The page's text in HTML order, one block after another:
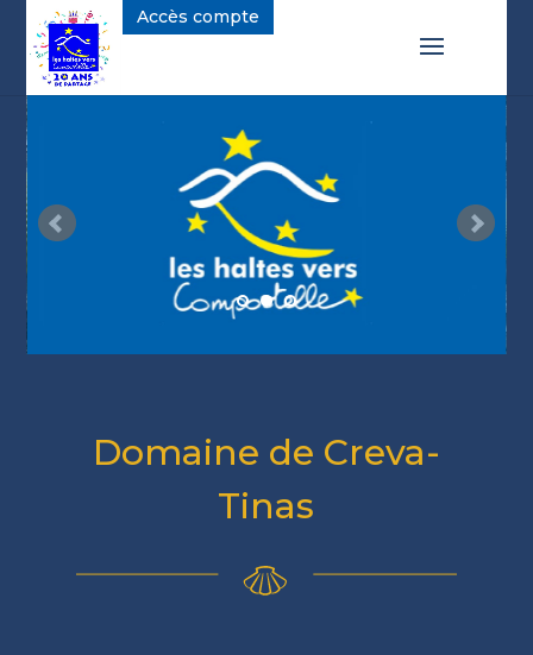
Accès compte
Domaine de Creva-
Tinas